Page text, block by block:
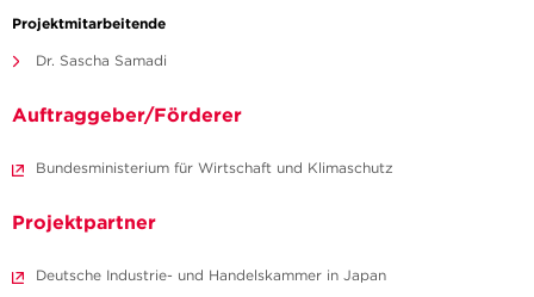
Projektmitarbeitende
Dr. Sascha Samadi
Auftraggeber/Förderer
Bundesministerium für Wirtschaft und Klimaschutz
Projektpartner
Deutsche Industrie- und Handelskammer in Japan